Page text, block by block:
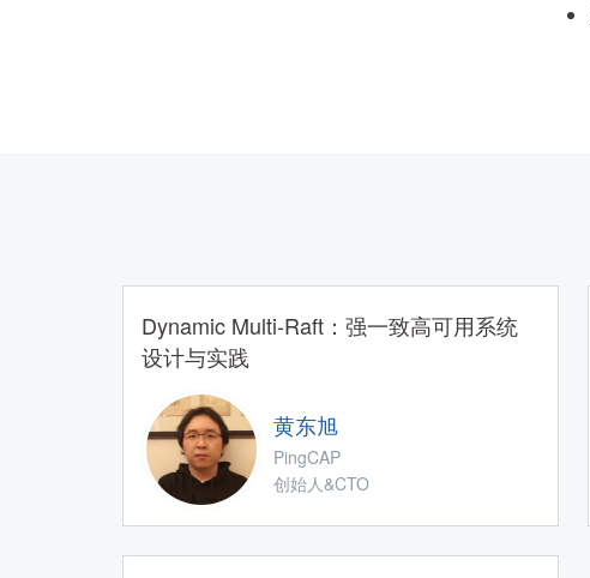
Dynamic Multi-Raft：强一致高可用系统
设计与实践
黄东旭
PingCAP
创始人&CTO